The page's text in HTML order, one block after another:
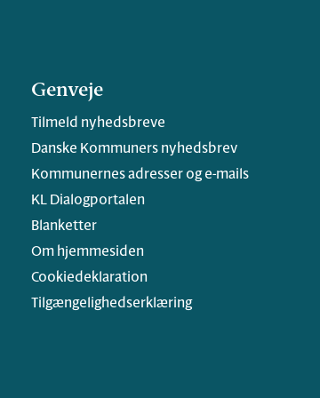
Genveje
Tilmeld nyhedsbreve
Danske Kommuners nyhedsbrev
Kommunernes adresser og e-mails
KL Dialogportalen
Blanketter
Om hjemmesiden
Cookiedeklaration
Tilgængelighedserklæring